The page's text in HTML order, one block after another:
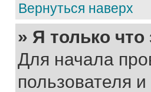
Вернуться наверх
» Я только
Для начала
пользователя